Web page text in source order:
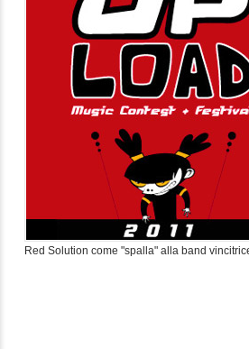
Red Solution come "spalla" alla band